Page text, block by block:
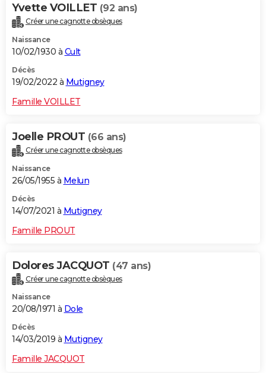
Yvette VOILLET (92 ans)
Créer une cagnotte obsèques
Naissance
10/02/1930 à Cult
Décès
19/02/2022 à Mutigney
Famille VOILLET
Joelle PROUT (66 ans)
Créer une cagnotte obsèques
Naissance
26/05/1955 à Melun
Décès
14/07/2021 à Mutigney
Famille PROUT
Dolores JACQUOT (47 ans)
Créer une cagnotte obsèques
Naissance
20/08/1971 à Dole
Décès
14/03/2019 à Mutigney
Famille JACQUOT